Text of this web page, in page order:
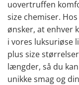
uovertruffen
size chemiser.
ønsker, at enhver
i vores luksuriøse
plus size
længder, så du
unikke smag og